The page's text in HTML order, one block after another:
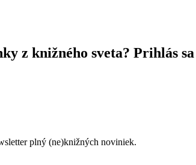
z knižného sveta? Prihlás
plný (ne)knižných noviniek.